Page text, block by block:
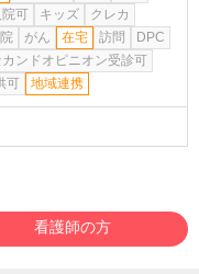
院可 キッズ
クレカ
がん 在宅 訪問
DPC
カンドオピニオン受診可
可
地域連携
看護師の方